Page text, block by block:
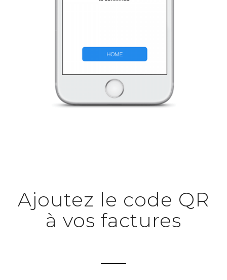
Ajoutez le code QR
à vos factures